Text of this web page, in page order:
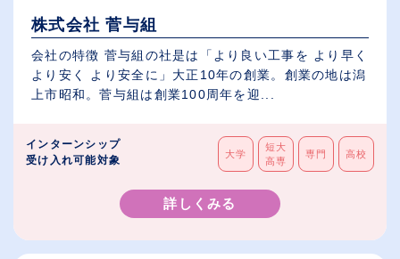
株式会社 菅与組
会社の特徴 菅与組の社是は「より良い工事を より早く
より安く より安全に」大正10年の創業。創業の地は潟
上市昭和。菅与組は創業100周年を迎...
インターンシップ
受け入れ可能対象
大学
短大
高専
専門 高校
詳しくみる